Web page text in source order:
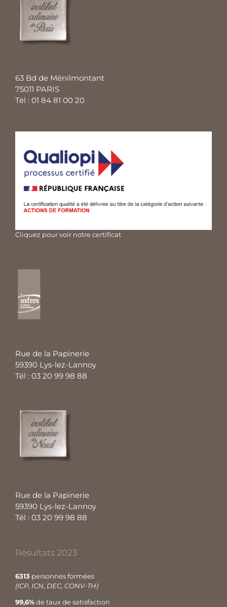
63 Bd de Ménilmontant
75011 PARIS
Tél : 01 84 81 00 20
Cliquez pour voir notre certificat
Rue de la Papinerie
59390 Lys-lez-Lannoy
Tél : 03 20 99 98 88
Rue de la Papinerie
59390 Lys-lez-Lannoy
Tél : 03 20 99 98 88
Résultats 2023
6313 personnes formées
(ICP, ICN, DEC, CONV-TH)
99,6%de taux de satisfaction